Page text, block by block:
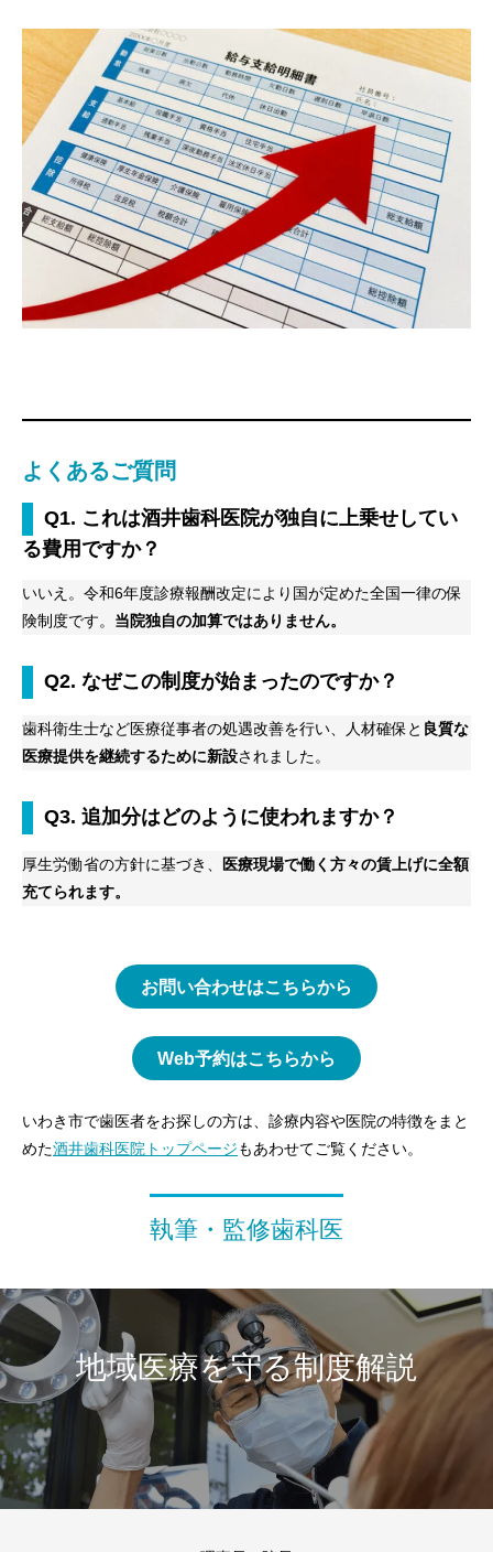
よくあるご質問
Q1. これは酒井歯科医院が独自に上乗せしてい
る費用ですか？
いいえ。令和6年度診療報酬改定により国が定めた全国一律の保
険制度です。 当院独自の加算ではありません。
Q2. なぜこの制度が始まったのですか？
歯科衛生士など医療従事者の処遇改善を行い、人材確保と 良質な
医療提供を継続するために新設されました。
Q3. 追加分はどのように使われますか？
厚生労働省の方針に基づき、
医療現場で働く方々の賃上げに全額
充てられます。
お問い合わせはこちらから
Web予約はこちらから
いわき市で歯医者をお探しの方は、診療内容や医院の特徴をまと
めた酒井歯科医院トップページもあわせてご覧ください。
執筆・監修歯科医
地域医療を守る制度解説